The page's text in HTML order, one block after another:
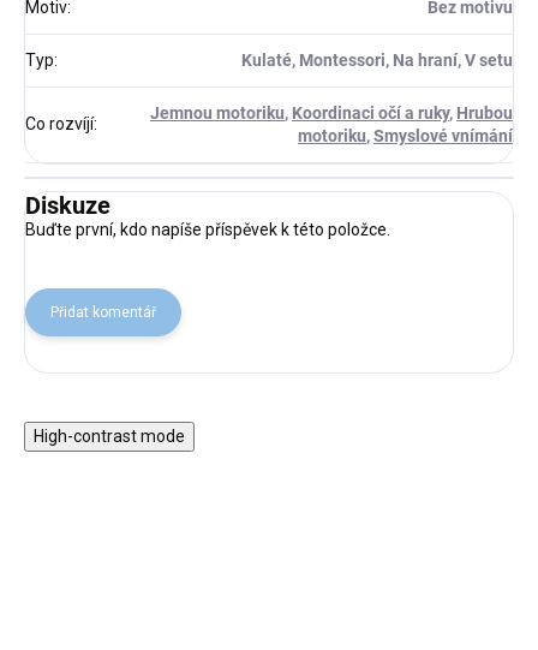
Motiv: Bez motivu
Typ: Kulaté, Montessori, Na hraní, V setu
Co rozvíjí:
Jemnou motoriku, Koordinaci očí a ruky, Hrubou
motoriku,Smyslové vnímání
Diskuze
Buďte první, kdo napíše příspěvek k této položce.
Přidat komentář
High-contrast mode